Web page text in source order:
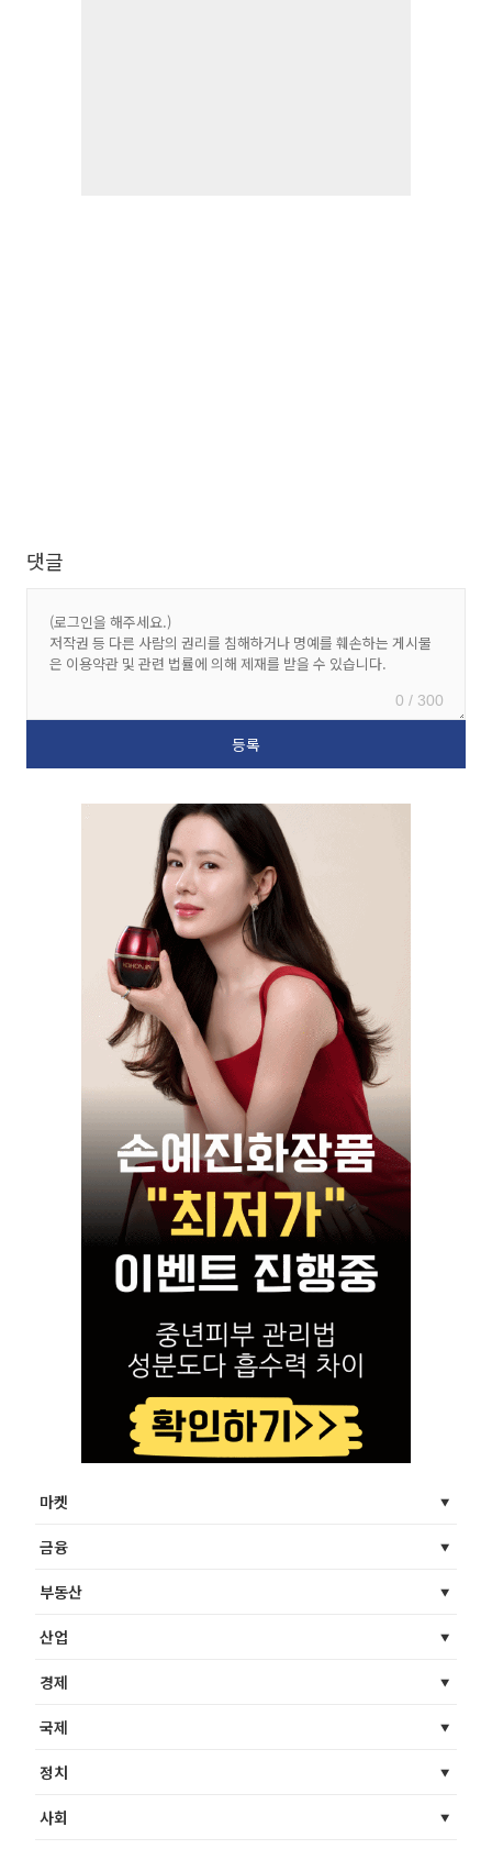
댓글
0 / 300
마켓
금융
부동산
산업
경제
국제
정치
사회